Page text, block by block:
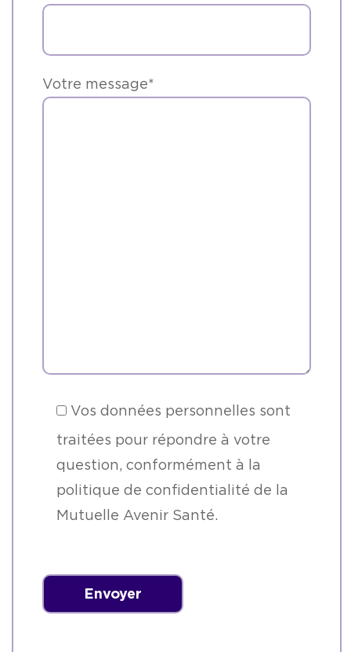
Votre message*
Vos données personnelles sont
traitées pour répondre à votre
question, conformément à la
politique de confidentialité de la
Mutuelle Avenir Santé.